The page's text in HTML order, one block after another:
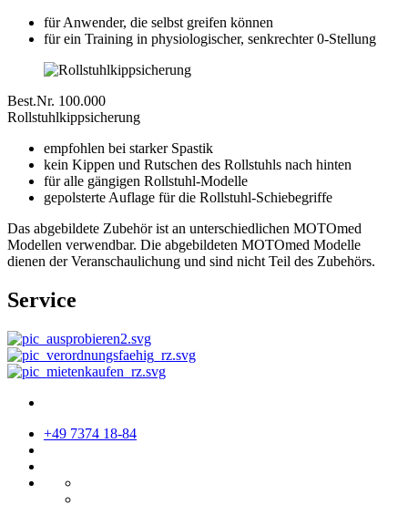
für Anwender, die selbst greifen können
für ein Training in physiologischer, senkrechter 0-Stellung
Best.Nr. 100.000
Rollstuhlkippsicherung
empfohlen bei starker Spastik
kein Kippen und Rutschen des Rollstuhls nach hinten
für alle gängigen Rollstuhl-Modelle
gepolsterte Auflage für die Rollstuhl-Schiebegriffe
Das abgebildete Zubehör ist an unterschiedlichen MOTOmed
Modellen verwendbar. Die abgebildeten MOTOmed Modelle
dienen der Veranschaulichung und sind nicht Teil des Zubehörs.
Service
+49 7374 18-84